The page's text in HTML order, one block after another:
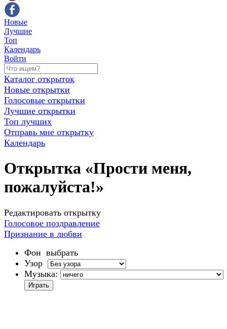
Новые
Лучшие
Топ
Календарь
Войти
Каталог открыток
Новые открытки
Голосовые открытки
Лучшие открытки
Топ лучших
Отправь мне открытку
Календарь
Открытка «Прости меня,
пожалуйста!»
Редактировать открытку
Голосовое поздравление
Признание в любви
Фон выбрать
Узор
Музыка: